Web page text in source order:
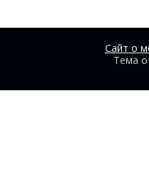
Сайт о
Тема